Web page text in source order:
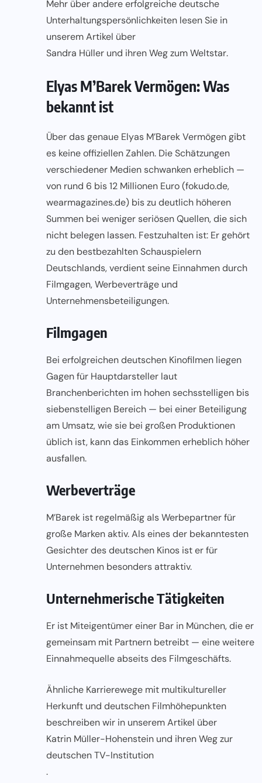
Mehr über andere erfolgreiche deutsche
Unterhaltungspersönlichkeiten lesen Sie in
unserem Artikel über
Sandra Hüller und ihren Weg zum Weltstar.
Elyas M’Barek Vermögen: Was
bekannt ist
Über das genaue Elyas M’Barek Vermögen gibt
es keine offiziellen Zahlen. Die Schätzungen
verschiedener Medien schwanken erheblich —
von rund 6 bis 12 Millionen Euro (fokudo.de,
wearmagazines.de) bis zu deutlich höheren
Summen bei weniger seriösen Quellen, die sich
nicht belegen lassen. Festzuhalten ist: Er gehört
zu den bestbezahlten Schauspielern
Deutschlands, verdient seine Einnahmen durch
Filmgagen, Werbeverträge und
Unternehmensbeteiligungen.
Filmgagen
Bei erfolgreichen deutschen Kinofilmen liegen
Gagen für Hauptdarsteller laut
Branchenberichten im hohen sechsstelligen bis
siebenstelligen Bereich — bei einer Beteiligung
am Umsatz, wie sie bei großen Produktionen
üblich ist, kann das Einkommen erheblich höher
ausfallen.
Werbeverträge
M’Barek ist regelmäßig als Werbepartner für
große Marken aktiv. Als eines der bekanntesten
Gesichter des deutschen Kinos ist er für
Unternehmen besonders attraktiv.
Unternehmerische Tätigkeiten
Er ist Miteigentümer einer Bar in München, die er
gemeinsam mit Partnern betreibt — eine weitere
Einnahmequelle abseits des Filmgeschäfts.
Ähnliche Karrierewege mit multikultureller
Herkunft und deutschen Filmhöhepunkten
beschreiben wir in unserem Artikel über
Katrin Müller-Hohenstein und ihren Weg zur
deutschen TV-Institution
.